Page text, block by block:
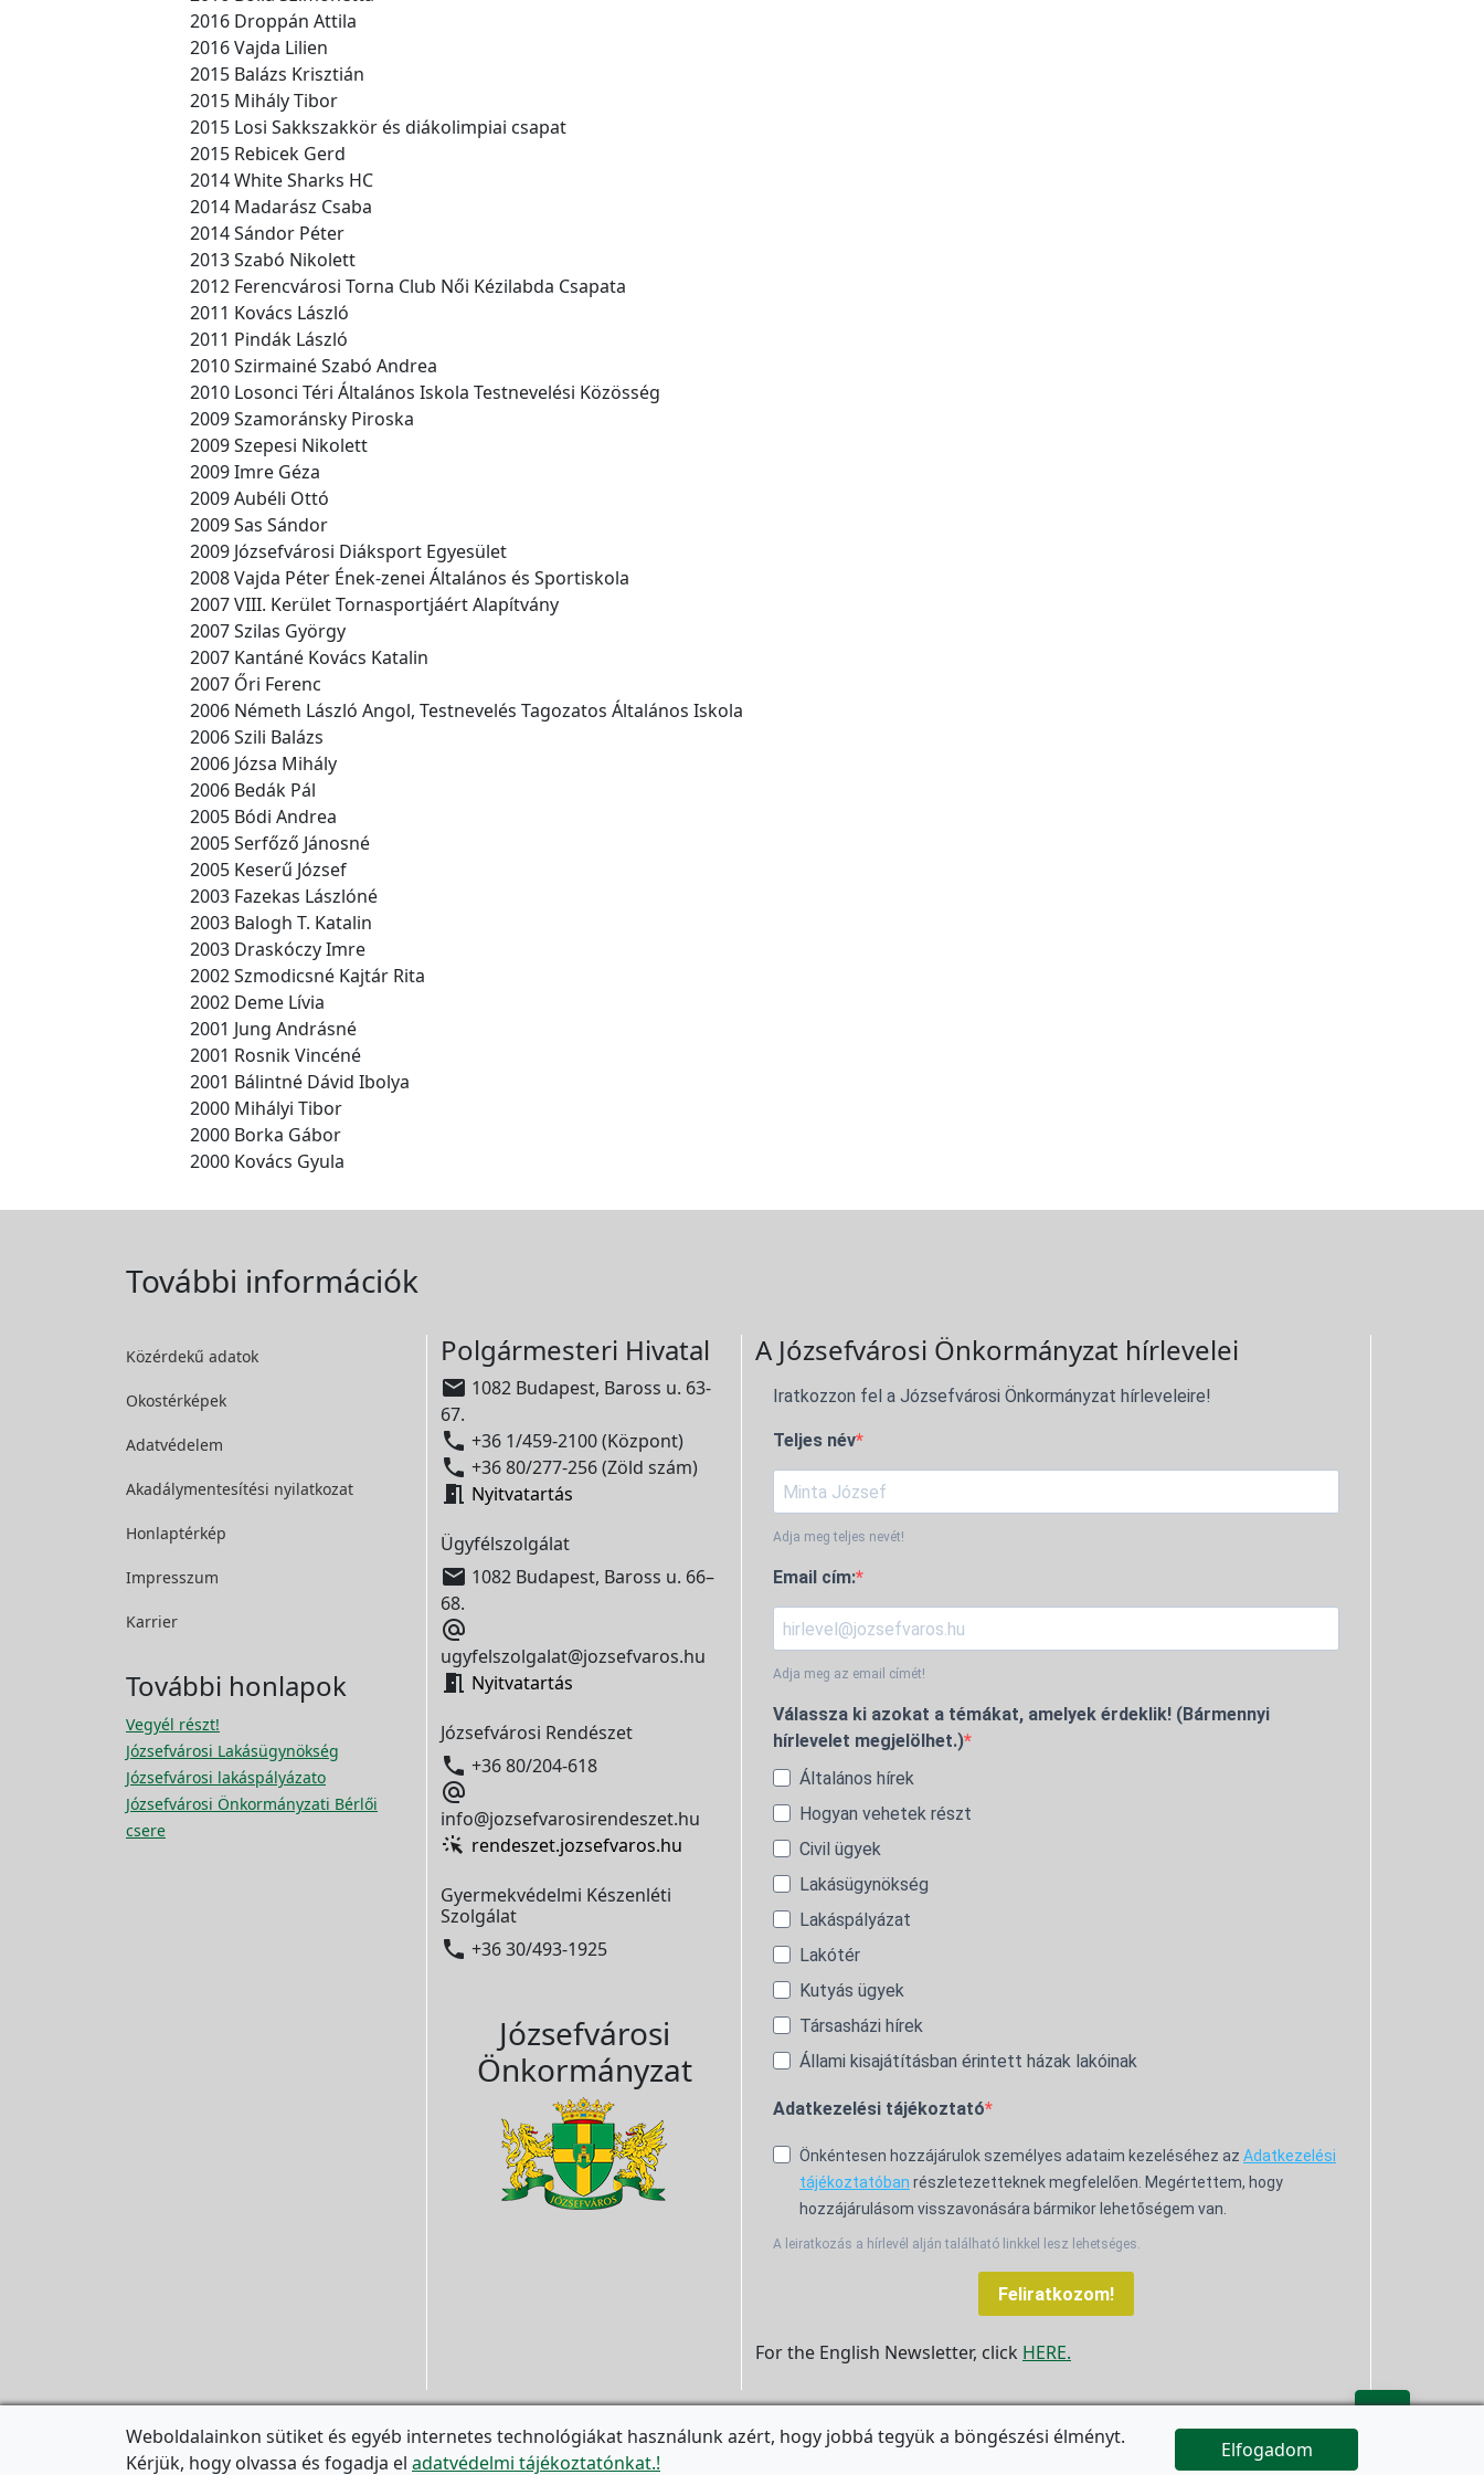
2016 Droppán Attila
2016 Vajda Lilien
2015 Balázs Krisztián
2015 Mihály Tibor
2015 Losi Sakkszakkör és diákolimpiai csapat
2015 Rebicek Gerd
2014 White Sharks HC
2014 Madarász Csaba
2014 Sándor Péter
2013 Szabó Nikolett
2012 Ferencvárosi Torna Club Női Kézilabda Csapata
2011 Kovács László
2011 Pindák László
2010 Szirmainé Szabó Andrea
2010 Losonci Téri Általános Iskola Testnevelési Közösség
2009 Szamoránsky Piroska
2009 Szepesi Nikolett
2009 Imre Géza
2009 Aubéli Ottó
2009 Sas Sándor
2009 Józsefvárosi Diáksport Egyesület
2008 Vajda Péter Ének-zenei Általános és Sportiskola
2007 VIII. Kerület Tornasportjáért Alapítvány
2007 Szilas György
2007 Kantáné Kovács Katalin
2007 Őri Ferenc
2006 Németh László Angol, Testnevelés Tagozatos Általános Iskola
2006 Szili Balázs
2006 Józsa Mihály
2006 Bedák Pál
2005 Bódi Andrea
2005 Serfőző Jánosné
2005 Keserű József
2003 Fazekas Lászlóné
2003 Balogh T. Katalin
2003 Draskóczy Imre
2002 Szmodicsné Kajtár Rita
2002 Deme Lívia
2001 Jung Andrásné
2001 Rosnik Vincéné
2001 Bálintné Dávid Ibolya
2000 Mihályi Tibor
2000 Borka Gábor
2000 Kovács Gyula
További információk
Közérdekű adatok
Okostérképek
Adatvédelem
Akadálymentesítési nyilatkozat
Honlaptérkép
Impresszum
Karrier
További honlapok
Vegyél részt!
Józsefvárosi Lakásügynökség
Józsefvárosi lakáspályázato
Józsefvárosi Önkormányzati Bérlői
csere
Polgármesteri Hivatal
 1082 Budapest, Baross u. 63-
67.
 +36 1/459-2100 (Központ)
 +36 80/277-256 (Zöld szám)
 Nyitvatartás
Ügyfélszolgálat
 1082 Budapest, Baross u. 66–
68.

ugyfelszolgalat@jozsefvaros.hu
 Nyitvatartás
Józsefvárosi Rendészet
 +36 80/204-618

info@jozsefvarosirendeszet.hu
rendeszet.jozsefvaros.hu
Gyermekvédelmi Készenléti
Szolgálat
 +36 30/493-1925
Józsefvárosi
Önkormányzat
A Józsefvárosi Önkormányzat hírlevelei
Iratkozzon fel a Józsefvárosi Önkormányzat hírleveleire!
Teljes név
Adja meg teljes nevét!
Email cím:
Adja meg az email címét!
Válassza ki azokat a témákat, amelyek érdeklik! (Bármennyi
hírlevelet megjelölhet.)
Általános hírek
Hogyan vehetek részt
Civil ügyek
Lakásügynökség
Lakáspályázat
Lakótér
Kutyás ügyek
Társasházi hírek
Állami kisajátításban érintett házak lakóinak
Adatkezelési tájékoztató
Önkéntesen hozzájárulok személyes adataim kezeléséhez az Adatkezelési
tájékoztatóban részletezetteknek megfelelően. Megértettem, hogy
hozzájárulásom visszavonására bármikor lehetőségem van.
A leiratkozás a hírlevél alján található linkkel lesz lehetséges.
Feliratkozom!
For the English Newsletter, click HERE.


Weboldalainkon sütiket és egyéb internetes technológiákat használunk azért, hogy jobbá tegyük a böngészési élményt.
Kérjük, hogy olvassa és fogadja el adatvédelmi tájékoztatónkat.!
Elfogadom